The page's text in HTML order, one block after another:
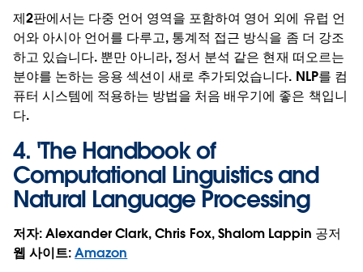
제2판에서는 다중 언어 영역을 포함하여 영어 외에 유럽 언
어와 아시아 언어를 다루고, 통계적 접근 방식을 좀 더 강조
하고 있습니다. 뿐만 아니라, 정서 분석 같은 현재 떠오르는
분야를 논하는 응용 섹션이 새로 추가되었습니다. NLP를 컴
퓨터 시스템에 적용하는 방법을 처음 배우기에 좋은 책입니
다.
4. 'The Handbook of
Computational Linguistics and
Natural Language Processing
저자: Alexander Clark, Chris Fox, Shalom Lappin 공저
웹 사이트:Amazon